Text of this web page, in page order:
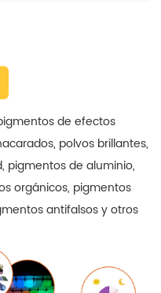
de efectos
polvos brillantes,
pigmentos de aluminio,
orgánicos, pigmentos
antifalsos y otros